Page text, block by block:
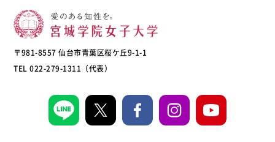
〒981-8557 仙台市青葉区桜ケ丘9-1-1
TEL 022-279-1311（代表）